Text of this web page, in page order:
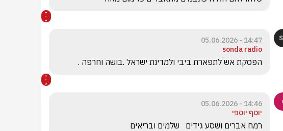
14:47 - 05.06.2026
sonda radio
הפסקת אש לתפארת ביבי ולמדינת ישראל .בושה וחרפה .
14:46 - 05.06.2026
יוסף יוספי
רמח אברים ושסע גידים   שלמים ובריאים